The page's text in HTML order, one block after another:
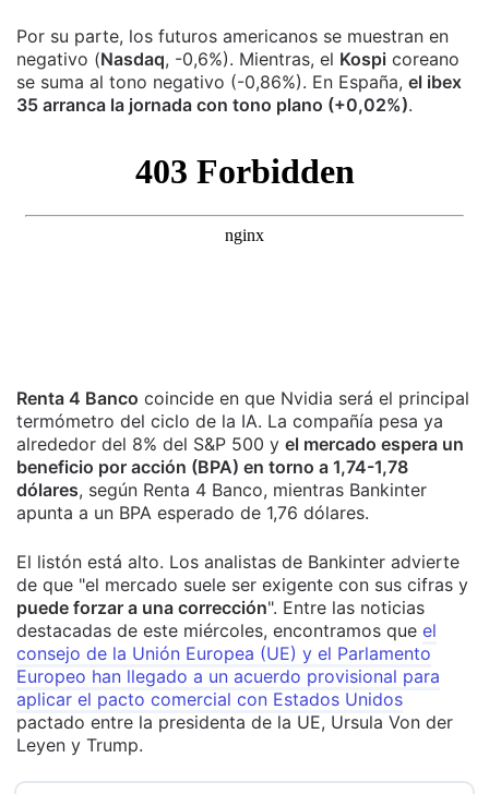
Por su parte, los futuros americanos se muestran en
negativo (Nasdaq, -0,6%). Mientras, el Kospi coreano
se suma al tono negativo (-0,86%). En España, el ibex
35 arranca la jornada con tono plano (+0,02%).
Renta 4 Banco coincide en que Nvidia será el principal
termómetro del ciclo de la IA. La compañía pesa ya
alrededor del 8% del S&P 500 y el mercado espera un
beneficio por acción (BPA) en torno a 1,74-1,78
dólares, según Renta 4 Banco, mientras Bankinter
apunta a un BPA esperado de 1,76 dólares.
El listón está alto. Los analistas de Bankinter advierte
de que "el mercado suele ser exigente con sus cifras y
puede forzar a una corrección". Entre las noticias
destacadas de este miércoles, encontramos que el
consejo de la Unión Europea (UE) y el Parlamento
Europeo han llegado a un acuerdo provisional para
aplicar el pacto comercial con Estados Unidos
pactado entre la presidenta de la UE, Ursula Von der
Leyen y Trump.